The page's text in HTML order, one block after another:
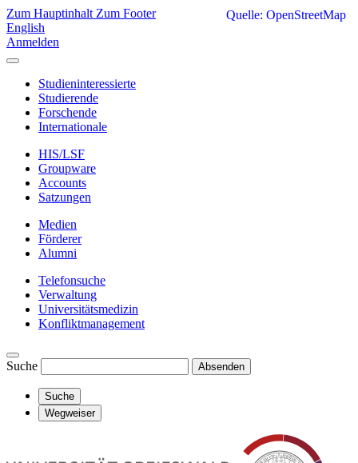
Zum Hauptinhalt Zum Footer
English
Anmelden
Studieninteressierte
Studierende
Forschende
Internationale
HIS/LSF
Groupware
Accounts
Satzungen
Medien
Förderer
Alumni
Telefonsuche
Verwaltung
Universitätsmedizin
Konfliktmanagement
Suche Absenden
Suche
Wegweiser
Quelle: OpenStreetMap